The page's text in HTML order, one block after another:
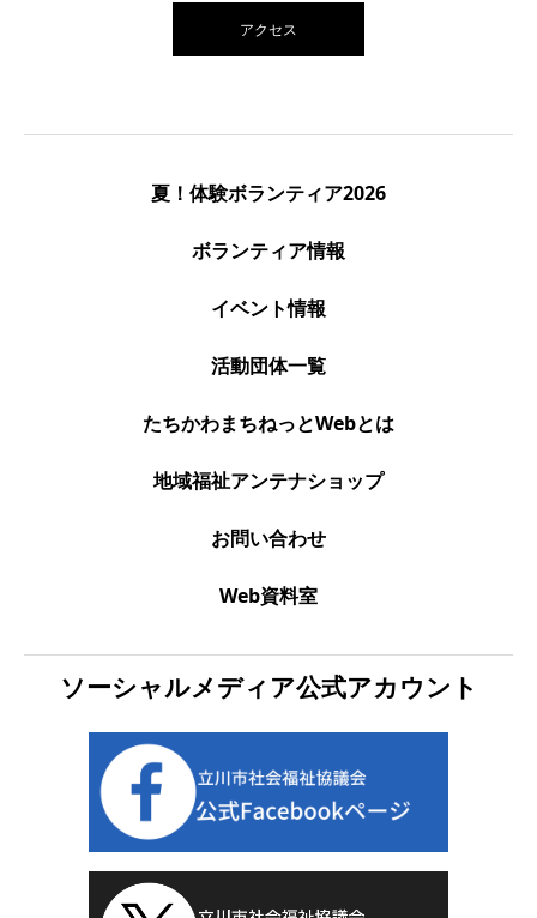
アクセス
夏！体験ボランティア2026
ボランティア情報
イベント情報
活動団体一覧
たちかわまちねっとWebとは
地域福祉アンテナショップ
お問い合わせ
Web資料室
ソーシャルメディア公式アカウント